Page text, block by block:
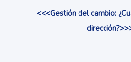
<<<Gestión del cambio: